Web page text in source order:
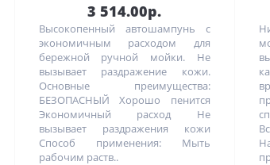
3 514.00р.
Высокопенный автошампунь с
экономичным расходом для
бережной ручной мойки. Не
вызывает раздражение кожи.
Основные преимущества:
БЕЗОПАСНЫЙ Хорошо пенится
Экономичный расход Не
вызывает раздражения кожи
Способ применения: Мыть
рабочим раств..